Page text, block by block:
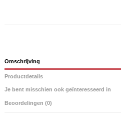
Omschrijving
Productdetails
Je bent misschien ook geïnteresseerd in
Beoordelingen (0)